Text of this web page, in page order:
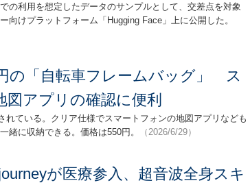
の利用を想定したデータのサンプルとして、交差点を対象
向けプラットフォーム「Hugging Face」上に公開した。
の「自転車フレームバッグ」 ス
アプリの確認に便利
ている。クリア仕様でスマートフォンの地図アプリなども
緒に収納できる。価格は550円。
（2026/6/29）
が医療参入、超音波全身スキ